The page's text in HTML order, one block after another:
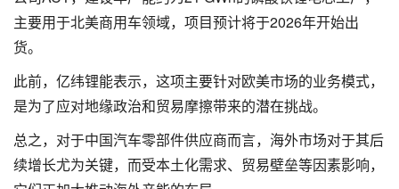
主要用于北美商用车领域，项目预计将于2026年开始出
货。
此前，亿纬锂能表示，这项主要针对欧美市场的业务模式，
是为了应对地缘政治和贸易摩擦带来的潜在挑战。
总之，对于中国汽车零部件供应商而言，海外市场对于其后
续增长尤为关键，而受本土化需求、贸易壁垒等因素影响，